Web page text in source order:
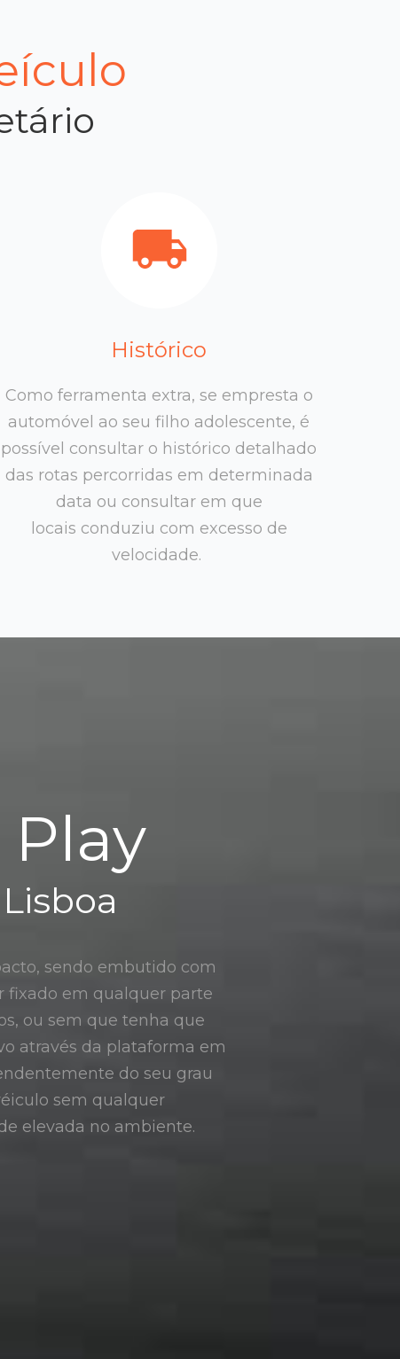
Histórico
Como ferramenta extra, se empresta o
automóvel ao seu filho adolescente, é
possível consultar o histórico detalhado
das rotas percorridas em determinada
data ou consultar em que
locais conduziu com excesso de
velocidade.
sendo embutido com
fixado em qualquer parte
ou sem que tenha que
através da plataforma em
do seu grau
sem qualquer
elevada no ambiente.